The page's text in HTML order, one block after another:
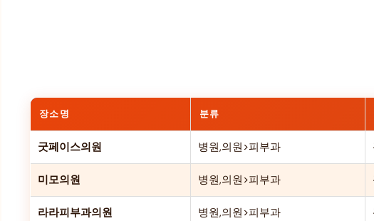
장소명 분류
굿페이스의원 병원,의원>피부과
미모의원 병원,의원>피부과
라라피부과의원 병원,의원>피부과